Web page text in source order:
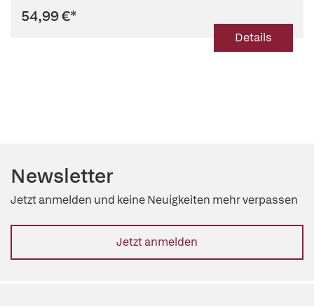
54,99 €*
Details
Newsletter
Jetzt anmelden und keine Neuigkeiten mehr verpassen
Jetzt anmelden